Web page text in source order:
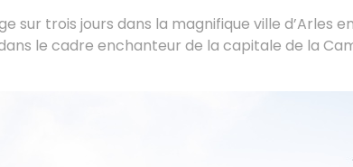
sur trois jours dans la magnifique ville d’Arles
le cadre enchanteur de la capitale de la